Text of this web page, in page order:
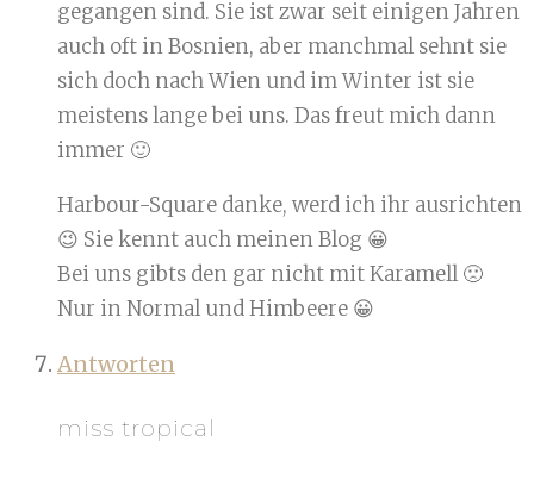
gegangen sind. Sie ist zwar seit einigen Jahren
auch oft in Bosnien, aber manchmal sehnt sie
sich doch nach Wien und im Winter ist sie
meistens lange bei uns. Das freut mich dann
immer 🙂
Harbour-Square danke, werd ich ihr ausrichten
😉 Sie kennt auch meinen Blog 😀
Bei uns gibts den gar nicht mit Karamell 🙁
Nur in Normal und Himbeere 😀
Antworten
miss tropical